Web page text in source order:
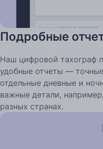
Подробные
Наш цифровой тахограф
удобные отчеты —
отдельные дневные и
важные детали,
разных странах.